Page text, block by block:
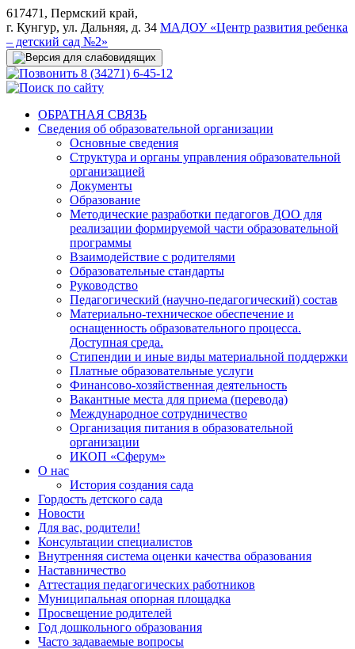
617471, Пермский край,
г. Кунгур, ул. Дальняя, д. 34 МАДОУ «Центр развития ребенка
– детский сад №2»
8 (34271) 6-45-12
ОБРАТНАЯ СВЯЗЬ
Сведения об образовательной организации
Основные сведения
Структура и органы управления образовательной
организацией
Документы
Образование
Методические разработки педагогов ДОО для
реализации формируемой части образовательной
программы
Взаимодействие с родителями
Образовательные стандарты
Руководство
Педагогический (научно-педагогический) состав
Материально-техническое обеспечение и
оснащенность образовательного процесса.
Доступная среда.
Стипендии и иные виды материальной поддержки
Платные образовательные услуги
Финансово-хозяйственная деятельность
Вакантные места для приема (перевода)
Международное сотрудничество
Организация питания в образовательной
организации
ИКОП «Сферум»
О нас
История создания сада
Гордость детского сада
Новости
Для вас, родители!
Консультации специалистов
Внутренняя система оценки качества образования
Наставничество
Аттестация педагогических работников
Муниципальная опорная площадка
Просвещение родителей
Год дошкольного образования
Часто задаваемые вопросы